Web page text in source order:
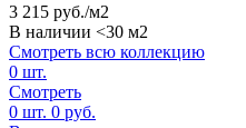
3 215 руб./м2
В наличии <30 м2
Смотреть всю коллекцию
0 шт.
Смотреть
0 шт. 0 руб.